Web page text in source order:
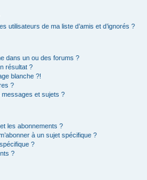
utilisateurs de ma liste d’amis et d’ignorés ?
dans un ou des forums ?
résultat ?
blanche ?!
?
et sujets ?
les abonnements ?
à un sujet spécifique ?
?
?